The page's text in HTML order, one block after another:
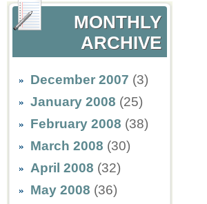
MONTHLY
ARCHIVE
December 2007 (3)
January 2008 (25)
February 2008 (38)
March 2008 (30)
April 2008 (32)
May 2008 (36)